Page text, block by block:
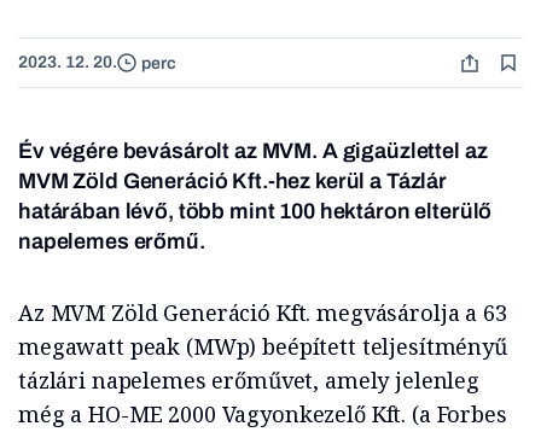
2023. 12. 20. perc
Év végére bevásárolt az MVM. A gigaüzlettel az
MVM Zöld Generáció Kft.-hez kerül a Tázlár
határában lévő, több mint 100 hektáron elterülő
napelemes erőmű.
Az MVM Zöld Generáció Kft. megvásárolja a 63
megawatt peak (MWp) beépített teljesítményű
tázlári napelemes erőművet, amely jelenleg
még a HO-ME 2000 Vagyonkezelő Kft. (a Forbes